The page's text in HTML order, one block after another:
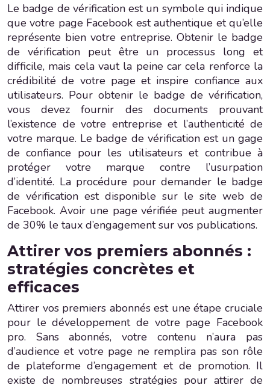
Le badge de vérification est un symbole qui indique
que votre page Facebook est authentique et qu’elle
représente bien votre entreprise. Obtenir le badge
de vérification peut être un processus long et
difficile, mais cela vaut la peine car cela renforce la
crédibilité de votre page et inspire confiance aux
utilisateurs. Pour obtenir le badge de vérification,
vous devez fournir des documents prouvant
l’existence de votre entreprise et l’authenticité de
votre marque. Le badge de vérification est un gage
de confiance pour les utilisateurs et contribue à
protéger votre marque contre l’usurpation
d’identité. La procédure pour demander le badge
de vérification est disponible sur le site web de
Facebook. Avoir une page vérifiée peut augmenter
de 30% le taux d’engagement sur vos publications.
Attirer vos premiers abonnés :
stratégies concrètes et
efficaces
Attirer vos premiers abonnés est une étape cruciale
pour le développement de votre page Facebook
pro. Sans abonnés, votre contenu n’aura pas
d’audience et votre page ne remplira pas son rôle
de plateforme d’engagement et de promotion. Il
existe de nombreuses stratégies pour attirer de